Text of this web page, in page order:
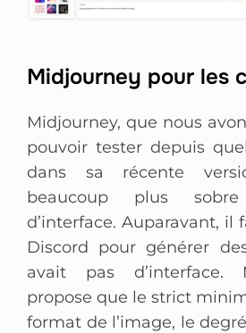
Midjourney pour les
Midjourney, que nous
pouvoir tester depuis
dans sa récente
beaucoup plus
d’interface. Auparavant, il
Discord pour générer
avait pas d’interface.
propose que le strict
format de l’image, le